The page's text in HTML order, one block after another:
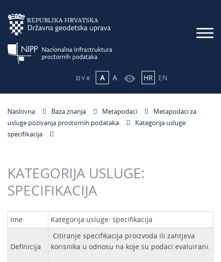
A A HR EN
Naslovna Baza znanja Metapodaci
Metapodaci za
usluge pozivanja prostornih podataka
Kategorija usluge:
specifikacija
KATEGORIJA USLUGE:
SPECIFIKACIJA
Ime Kategorija usluge: specifikacija
Definicija
Citiranje specifikacija proizvoda ili zahtjeva
korisnika u odnosu na koje su podaci evaluirani.